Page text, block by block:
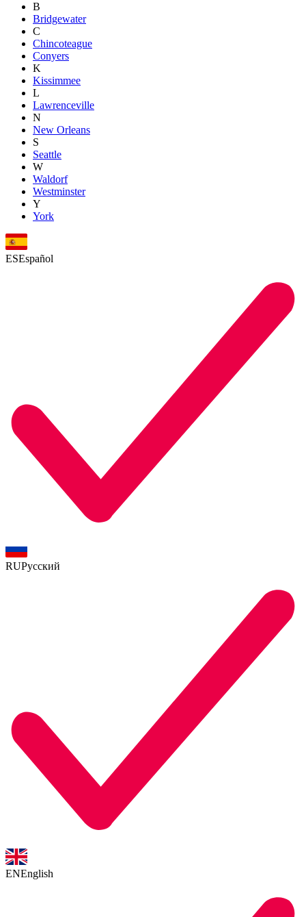
B
Bridgewater
C
Chincoteague
Conyers
K
Kissimmee
L
Lawrenceville
N
New Orleans
S
Seattle
W
Waldorf
Westminster
Y
York
ESEspañol
RUРусский
ENEnglish